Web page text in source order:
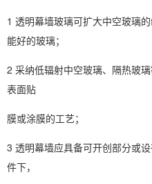
1 透明幕墙玻璃可扩大中空玻璃
能好的玻璃；
2 采纳低辐射中空玻璃、隔热玻
表面贴
膜或涂膜的工艺；
3 透明幕墙应具备可开创部分或
件下，